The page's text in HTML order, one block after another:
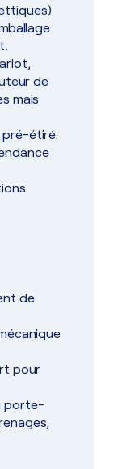
de
mais
étiré.
de
pour
porte-